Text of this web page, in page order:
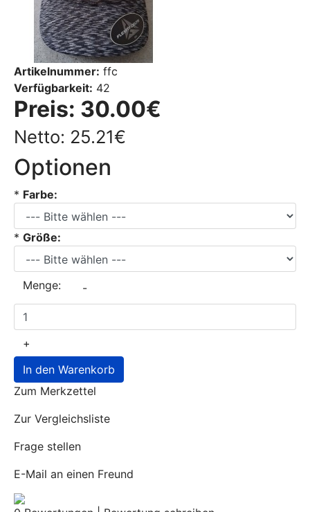
Artikelnummer: ffc
Verfügbarkeit: 42
Preis: 30.00€
Netto: 25.21€
Optionen
* Farbe:
* Größe:
Menge: -
+
In den Warenkorb
Zum Merkzettel
Zur Vergleichsliste
Frage stellen
E-Mail an einen Freund